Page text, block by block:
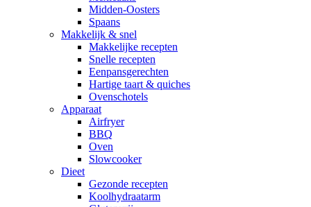
Midden-Oosters
Spaans
Makkelijk & snel
Makkelijke recepten
Snelle recepten
Eenpansgerechten
Hartige taart & quiches
Ovenschotels
Apparaat
Airfryer
BBQ
Oven
Slowcooker
Dieet
Gezonde recepten
Koolhydraatarm